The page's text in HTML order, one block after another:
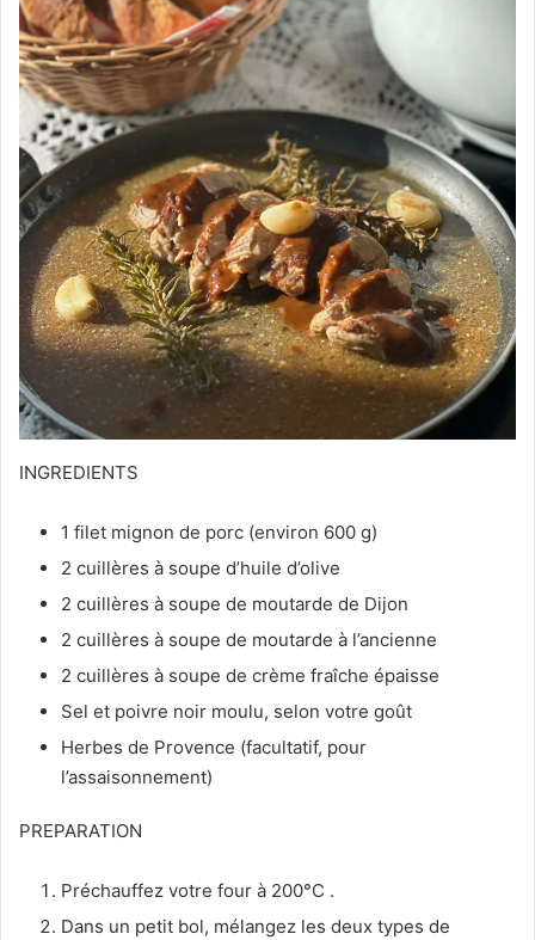
INGREDIENTS
1 filet mignon de porc (environ 600 g)
2 cuillères à soupe d’huile d’olive
2 cuillères à soupe de moutarde de Dijon
2 cuillères à soupe de moutarde à l’ancienne
2 cuillères à soupe de crème fraîche épaisse
Sel et poivre noir moulu, selon votre goût
Herbes de Provence (facultatif, pour
l’assaisonnement)
PREPARATION
Préchauffez votre four à 200°C .
Dans un petit bol, mélangez les deux types de